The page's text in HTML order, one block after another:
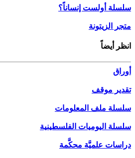
سلسلة أولست إنساناً؟
متجر الزيتونة
انظر أيضاً
أوراق
تقدير موقف
سلسلة ملف المعلومات
سلسلة اليوميات الفلسطينية
دراسات علميَّة محكَّمة